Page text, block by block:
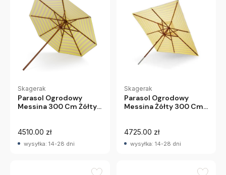
Skagerak
Parasol Ogrodowy
Messina 300 Cm Żółty
4510.00 zł
wysyłka: 14-28 dni
Skagerak
Parasol Ogrodowy
Messina Żółty 300 Cm
4725.00 zł
wysyłka: 14-28 dni